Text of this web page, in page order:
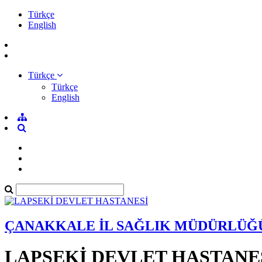
Türkçe
English
Türkçe
Türkçe
English
ÇANAKKALE İL SAĞLIK
LAPSEKİ DEVLET